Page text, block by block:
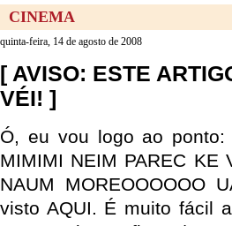
CINEMA
quinta-feira, 14 de agosto de 2008
[ AVISO: ESTE
VÉI! ]
Ó, eu vou logo ao
MIMIMI NEIM PAREC KE
NAUM MOREOOOOOO
visto AQUI. É muito fácil